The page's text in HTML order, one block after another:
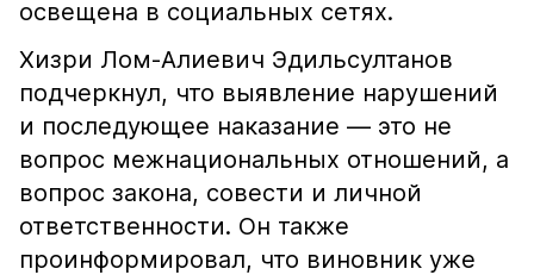
освещена в социальных сетях.
Хизри Лом-Алиевич Эдильсултанов
подчеркнул, что выявление нарушений
и последующее наказание — это не
вопрос межнациональных отношений, а
вопрос закона, совести и личной
ответственности. Он также
проинформировал, что виновник уже